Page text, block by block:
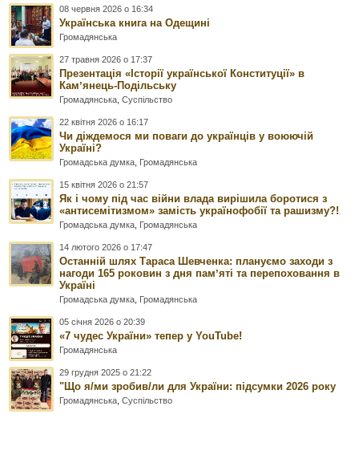
08 червня 2026 о 16:34
Українська книга на Одещині
Громадянська
27 травня 2026 о 17:37
Презентація «Історії української Конституції» в
Камʼянець-Подільську
Громадянська ,Суспільство
22 квітня 2026 о 16:17
Чи діждемося ми поваги до українців у воюючій
Україні?
Громадська думка Громадянська
15 квітня 2026 о 21:57
Як і чому під час війни влада вирішила боротися з
«антисемітизмом» замість українофобії та рашизму?!
Громадська думка Громадянська
14 лютого 2026 о 17:47
Останній шлях Тараса Шевченка: плануємо заходи з
нагоди 165 роковин з дня памʼяті та перепоховання в
Україні
Громадська думка Громадянська
05 січня 2026 о 20:39
«7 чудес України» тепер у YouTube!
Громадянська
29 грудня 2025 о 21:22
"Що я/ми зробив/ли для України: підсумки 2026 року
Громадянська ,Суспільство